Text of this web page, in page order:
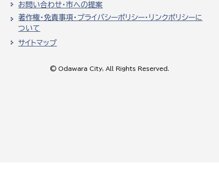
お問い合わせ・市への提案
著作権・免責事項・プライバシーポリシー・リンクポリシーに
ついて
サイトマップ
© Odawara City, All Rights Reserved.